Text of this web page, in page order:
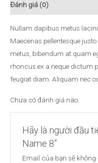
Đánh giá (0)
Nullam dapibus metus
Maecenas pellentesque
metus, bibendum at quam
rhoncus ex a neque dictum
feugiat diam. Aliquam nec
Chưa có đánh giá nào.
Hãy là người đầu
Name 8”
Email của bạn sẽ